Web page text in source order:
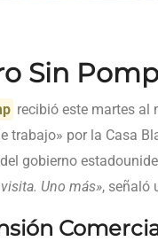
Sin
recibió este martes al
trabajo» por la Casa
gobierno
Uno más», señaló